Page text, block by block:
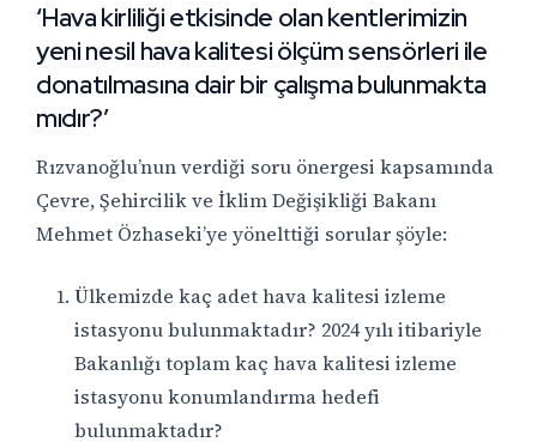
‘Hava kirliliği etkisinde olan kentlerimizin
yeni nesil hava kalitesi ölçüm sensörleri ile
donatılmasına dair bir çalışma bulunmakta
mıdır?’
Rızvanoğlu’nun verdiği soru önergesi kapsamında
Çevre, Şehircilik ve İklim Değişikliği Bakanı
Mehmet Özhaseki’ye yönelttiği sorular şöyle:
Ülkemizde kaç adet hava kalitesi izleme
istasyonu bulunmaktadır? 2024 yılı itibariyle
Bakanlığı toplam kaç hava kalitesi izleme
istasyonu konumlandırma hedefi
bulunmaktadır?